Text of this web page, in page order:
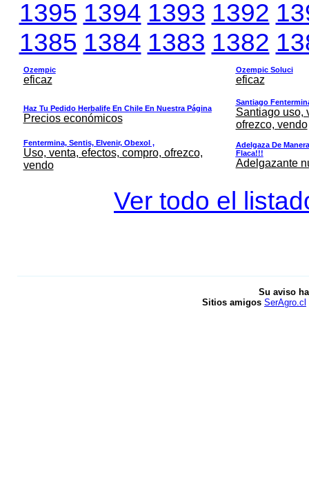
1395 1394 1393 1392
1385 1384 1383 1382
Ozempic
eficaz
Ozempic Soluci
eficaz
Haz Tu Pedido Herbalife En Chile En Nuestra Página
Precios económicos
Santiago
Santiago uso,
ofrezco, vendo
Fentermina, Sentis, Elvenir, Obexol ,
Uso, venta, efectos, compro, ofrezco,
vendo
Adelgaza De
Flaca!!!
Adelgazante
Ver todo el
Su aviso
Sitios amigos SerAgro.cl